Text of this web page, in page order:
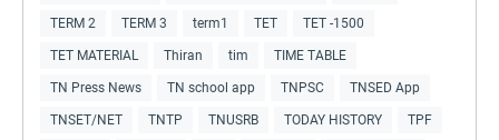
TERM 2 TERM 3 term1 TET TET -1500
TET MATERIAL Thiran tim TIME TABLE
TN Press News TN school app TNPSC TNSED App
TNSET/NET TNTP TNUSRB TODAY HISTORY TPF